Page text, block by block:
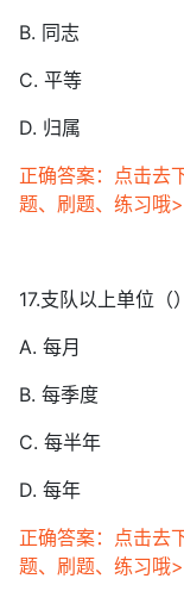
B. 同志
C. 平等
D. 归属
正确答案：点击去
题、刷题、练习哦
17.支队以上单位（
A. 每月
B. 每季度
C. 每半年
D. 每年
正确答案：点击去
题、刷题、练习哦